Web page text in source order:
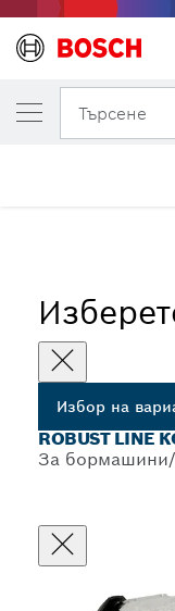
Търсене
Избор на
ROBUST LINE
За бормашини/
ВАШИЯТ ИЗБРАН
Robust line